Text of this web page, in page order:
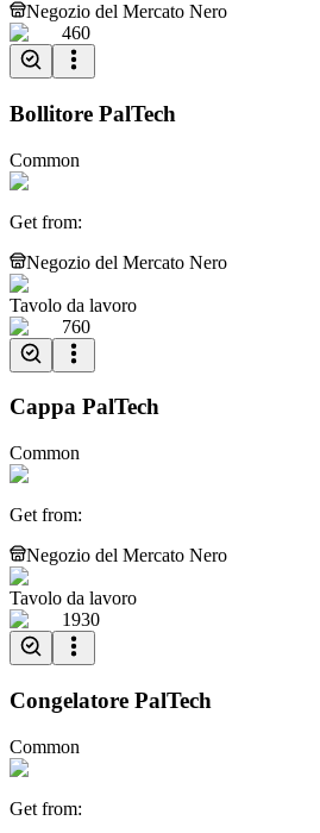
Negozio del Mercato Nero
460
Bollitore PalTech
Common
Get from:
Negozio del Mercato Nero
Tavolo da lavoro
760
Cappa PalTech
Common
Get from:
Negozio del Mercato Nero
Tavolo da lavoro
1930
Congelatore PalTech
Common
Get from: